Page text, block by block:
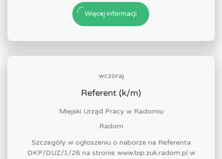
Więcej informacji
wczoraj
Referent (k/m)
Miejski Urząd Pracy w Radomiu
Radom
Szczegóły w ogłoszeniu o naborze na Referenta
DKP/DUZ/1/26 na stronie www.bip.zuk.radom.pl w